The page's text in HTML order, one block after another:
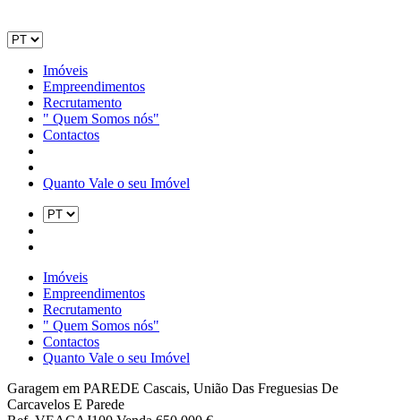
Imóveis
Empreendimentos
Recrutamento
" Quem Somos nós"
Contactos
Quanto Vale o seu Imóvel
Imóveis
Empreendimentos
Recrutamento
" Quem Somos nós"
Contactos
Quanto Vale o seu Imóvel
Garagem em PAREDE Cascais, União Das Freguesias De
Carcavelos E Parede